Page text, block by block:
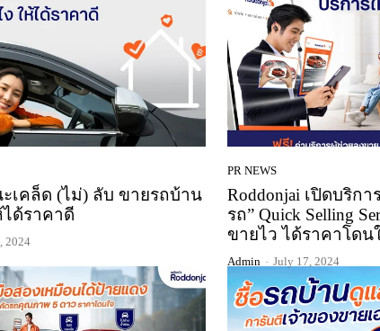
ะเคล็ด (ไม่) ลับ ขายรถบ้าน
ได้ราคาดี
2024
PR NEWS
Roddonjai เปิดบริก
รถ” Quick Selling
ขายไว ได้ราคาโดน
Admin - July 17, 2024